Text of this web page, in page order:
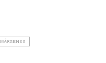
MÁRGENES